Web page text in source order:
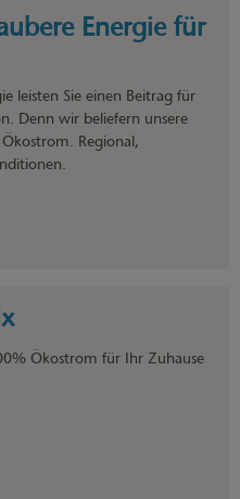
Energie für
leisten Sie einen Beitrag für
Denn wir beliefern unsere
Regional,
Ökostrom für Ihr Zuhause